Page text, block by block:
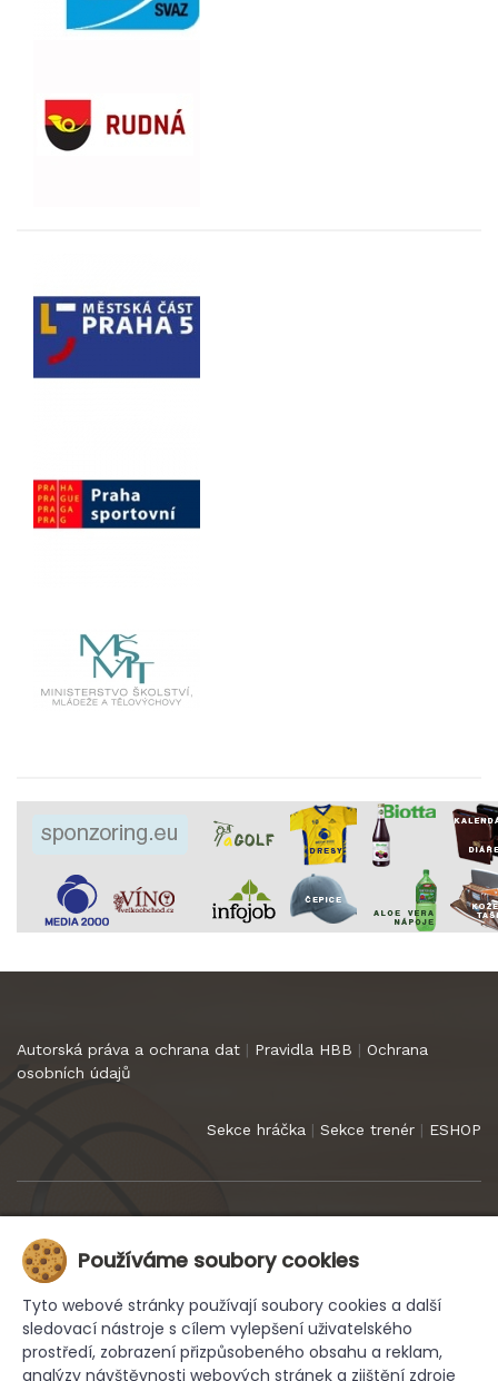
Autorská práva a ochrana dat | Pravidla HBB | Ochrana
osobních údajů
Sekce hráčka | Sekce trenér | ESHOP
Používáme soubory cookies
Tyto webové stránky používají soubory cookies a další
sledovací nástroje s cílem vylepšení uživatelského
prostředí, zobrazení přizpůsobeného obsahu a reklam,
analýzy návštěvnosti webových stránek a zjištění zdroje